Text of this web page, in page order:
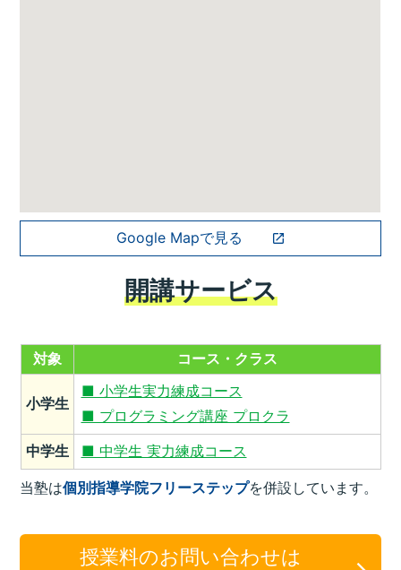
Google Mapで見る
開講サービス
対象 コース・クラス
小学生
■ 小学生実力練成コース
■ プログラミング講座 プロクラ
中学生
■ 中学生 実力練成コース
当塾は個別指導学院フリーステップを併設しています。
授業料のお問い合わせは